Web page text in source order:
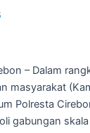
– Dalam
masyarakat
Polresta
gabungan